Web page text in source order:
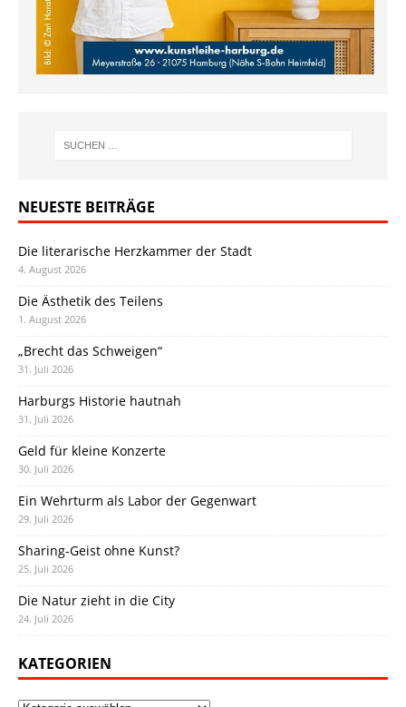
NEUESTE BEITRÄGE
Die literarische Herzkammer der Stadt
4. August 2026
Die Ästhetik des Teilens
1. August 2026
„Brecht das Schweigen“
31. Juli 2026
Harburgs Historie hautnah
31. Juli 2026
Geld für kleine Konzerte
30. Juli 2026
Ein Wehrturm als Labor der Gegenwart
29. Juli 2026
Sharing-Geist ohne Kunst?
25. Juli 2026
Die Natur zieht in die City
24. Juli 2026
KATEGORIEN